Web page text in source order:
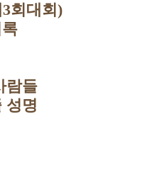
회대회)
람들
성명